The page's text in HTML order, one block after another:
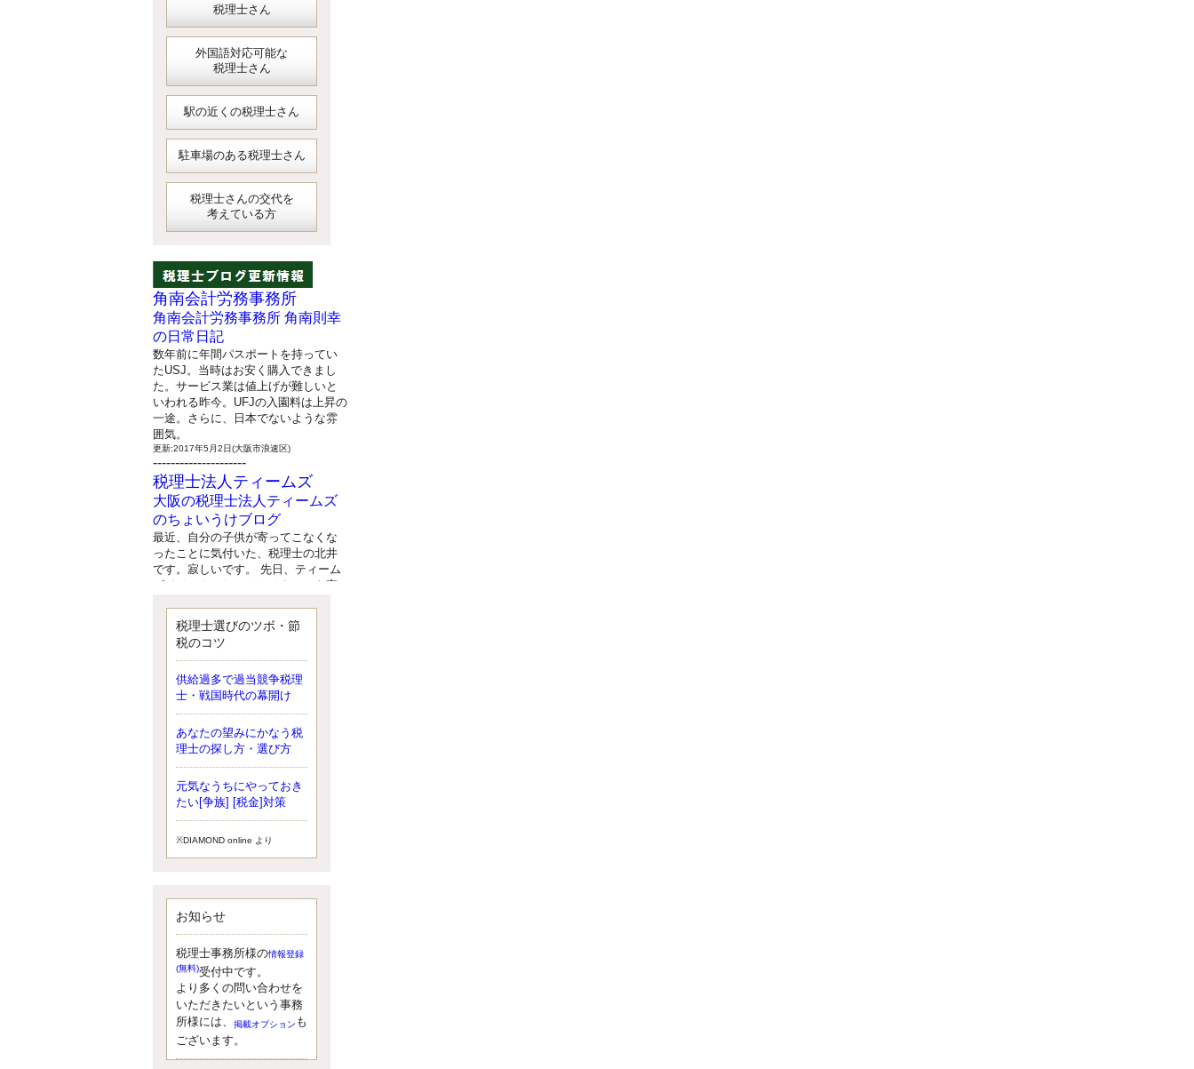
税理士さん
外国語対応可能な
税理士さん
駅の近くの税理士さん
駐車場のある税理士さん
税理士さんの交代を
考えている方
角南会計労務事務所
角南会計労務事務所 角南則幸
の日常日記
数年前に年間パスポートを持ってい
たUSJ。当時はお安く購入できまし
た。サービス業は値上げが難しいと
いわれる昨今。UFJの入園料は上昇の
一途。さらに、日本でないような雰
囲気。
更新:2017年5月2日(大阪市浪速区)
---------------------
税理士法人ティームズ
大阪の税理士法人ティームズ
のちょいうけブログ
最近、自分の子供が寄ってこなくな
ったことに気付いた、税理士の北井
です。寂しいです。 先日、ティーム
ズイベントとしてバーベキューを実
と思いましたが、そこはセンスある
後のブロガーに任せようと思いま
更新:2017年5月1日(大阪市北区)
---------------------
サクセス会計事務所
サクセス税理士のお役立ちブ
ログ
平成２７年１月１日以降開始の相続
より、相続税の基礎控除額（相続税
が課税されない遺産の上限額）が縮
小されたため、お亡くなりになった
更新:2017年5月1日(大阪市中央区)
---------------------
湘南のぽっちゃり女性税理士
松村文子と湘南ＢＵ
また最近、税理士試験のご相談を受
けることおおくなりました。受験申
し込み受け付け開始になるからです
ね。勉強したが、中途半端なので、
受験が無駄に思っている人もいるよ
うです。まず、私ならダメと思う前
に、全力で勝負してみたいです！
更新:2017年5月1日(神奈川県藤沢市)
---------------------
税理士選びのツボ・節
税のコツ
供給過多で過当競争税理
士・戦国時代の幕開け
あなたの望みにかなう税
理士の探し方・選び方
元気なうちにやっておき
たい[争族] [税金]対策
※DIAMOND online より
お知らせ
税理士事務所様の情報登録
(無料)受付中です。
より多くの問い合わせを
いただきたいという事務
所様には、
掲載オプション も
ございます。